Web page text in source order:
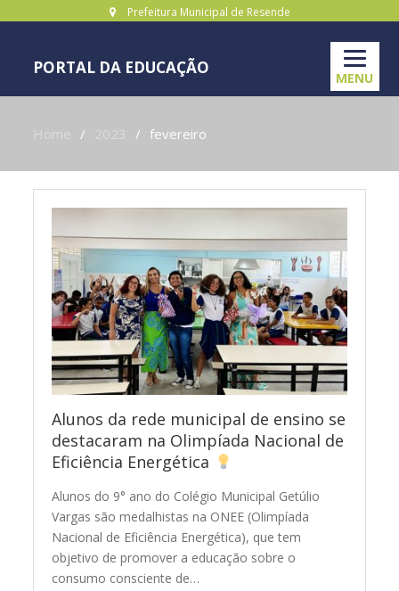
Prefeitura Municipal de Resende
PORTAL DA EDUCAÇÃO
Home 2023 fevereiro
Alunos da rede municipal de ensino se
destacaram na Olimpíada Nacional de
Eficiência Energética
Alunos do 9° ano do Colégio Municipal Getúlio
Vargas são medalhistas na ONEE (Olimpíada
Nacional de Eficiência Energética), que tem
objetivo de promover a educação sobre o
consumo consciente de…
MENU